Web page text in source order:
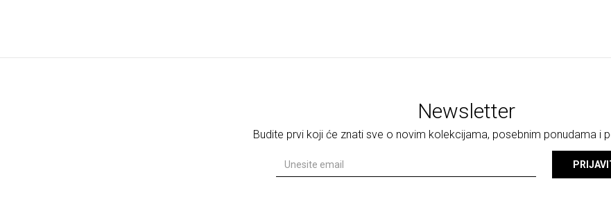
Newsletter
Budite prvi koji će znati sve o novim kolekcijama, posebnim ponudama i